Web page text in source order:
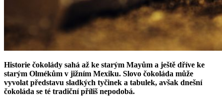
Historie čokolády sahá až ke starým Mayům a ještě dříve ke
starým Olmékům v jižním Mexiku. Slovo čokoláda může
vyvolat představu sladkých tyčinek a tabulek, avšak dnešní
čokoláda se té tradiční příliš nepodobá.